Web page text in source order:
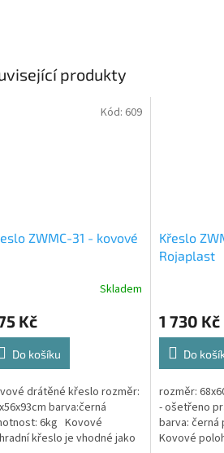
produkty
ZWMC-31 - kovové
Skladem
Kč
Do košíku
drátěné křeslo rozměr:
barva:černá
6kg Kovové
křeslo je vhodné jako
Kód: 609
Křeslo
Rojaplast
1 730 Kč
Do
rozměr:
- ošetřeno
barva:
Kovové